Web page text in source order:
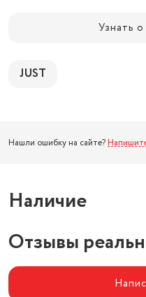
Узнать
JUST
Нашли ошибку на сайте?
Наличие
Отзывы